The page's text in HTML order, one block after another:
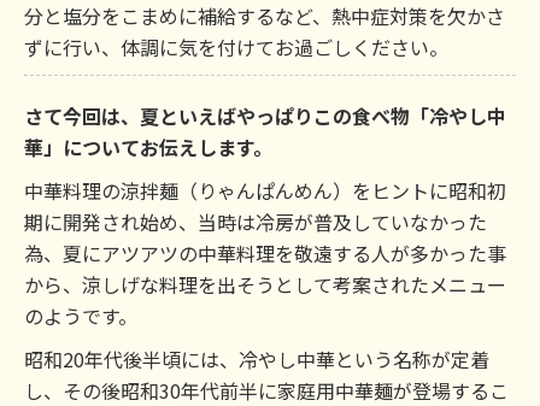
分と塩分をこまめに補給するなど、熱中症対策を欠かさ
ずに行い、体調に気を付けてお過ごしください。
さて今回は、夏といえばやっぱりこの食べ物「冷やし中
華」についてお伝えします。
中華料理の涼拌麺（りゃんぱんめん）をヒントに昭和初
期に開発され始め、当時は冷房が普及していなかった
為、夏にアツアツの中華料理を敬遠する人が多かった事
から、涼しげな料理を出そうとして考案されたメニュー
のようです。
昭和20年代後半頃には、冷やし中華という名称が定着
し、その後昭和30年代前半に家庭用中華麺が登場するこ